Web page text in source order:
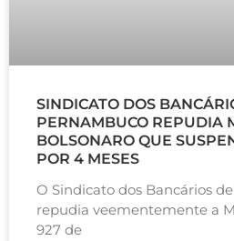
SINDICATO DOS
PERNAMBUCO REPUDIA
BOLSONARO QUE
POR 4 MESES
O Sindicato dos Bancários
repudia veementemente a
927 de